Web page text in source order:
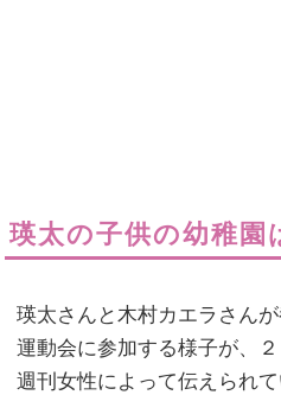
瑛太の子供の幼稚園
瑛太さんと木村カエラさん
運動会に参加する様子が、
週刊女性によって伝えられて